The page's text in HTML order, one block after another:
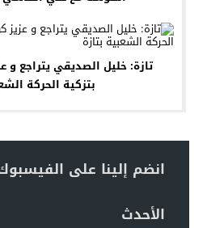
تازة: خليل
بتزكية الحركة
انضم إلينا على
الأحدث